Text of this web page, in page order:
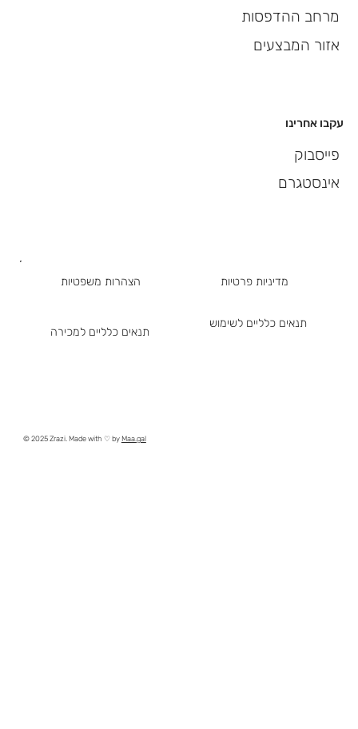
עקבו אחרינו
פייסבוק
אינסטגרם
מרחב ההדפסות
אזור המבצעים
מדיניות פרטיות
תנאים כלליים למכירה
תנאים כלליים לשימוש
הצהרות משפטיות
© 2025 Zrazi. Made with ♡ byMaa.gal